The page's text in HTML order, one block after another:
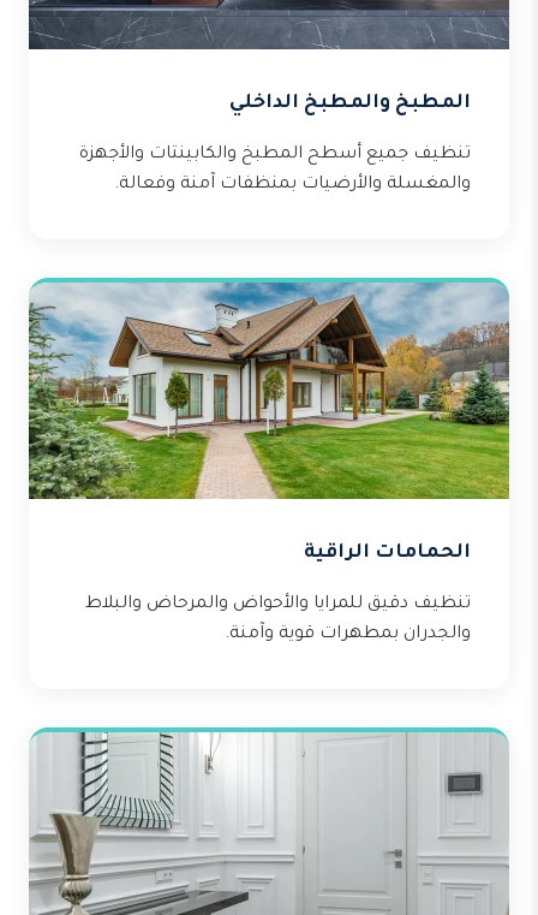
المطبخ والمطبخ الداخلي
تنظيف جميع أسطح المطبخ والكابينتات والأجهزة
والمغسلة والأرضيات بمنظفات آمنة وفعالة.
الحمامات الراقية
تنظيف دقيق للمرايا والأحواض والمرحاض والبلاط
والجدران بمطهرات قوية وآمنة.